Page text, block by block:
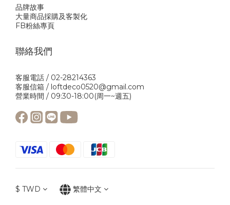
品牌故事
大量商品採購及客製化
FB粉絲專頁
聯絡我們
客服電話 / 02-28214363
客服信箱 / loftdeco0520@gmail.com
營業時間 / 09:30-18:00(周一~週五)
$ TWD 繁體中文